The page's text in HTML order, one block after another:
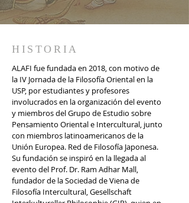
HISTORIA
ALAFI fue fundada en 2018, con motivo de
la IV Jornada de la Filosofía Oriental en la
USP, por estudiantes y profesores
involucrados en la organización del evento
y miembros del Grupo de Estudio sobre
Pensamiento Oriental e Intercultural, junto
con miembros latinoamericanos de la
Unión Europea. Red de Filosofía Japonesa.
Su fundación se inspiró en la llegada al
evento del Prof. Dr. Ram Adhar Mall,
fundador de la Sociedad de Viena de
Filosofía Intercultural, Gesellschaft